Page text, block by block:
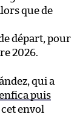
que de
départ, pour
2026.
qui a
puis
envol